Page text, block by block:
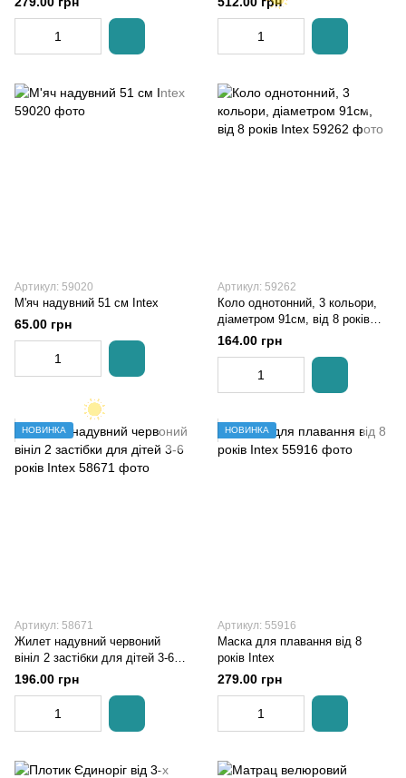
Артикул: 59020
М'яч надувний 51 см Intex
65.00 грн
Артикул: 59262
Коло однотонний, 3 кольори,
діаметром 91см, від 8 років
Intex
164.00 грн
НОВИНКА
Артикул: 58671
Жилет надувний червоний
вініл 2 застібки для дітей 3-6
років Intex
196.00 грн
НОВИНКА
Артикул: 55916
Маска для плавання від 8
років Intex
279.00 грн